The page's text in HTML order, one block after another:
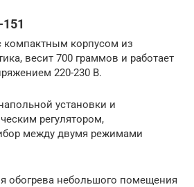
компактным корпусом из
весит 700 граммов и работает
220-230 В.
установки и
регулятором,
между двумя режимами
обогрева небольшого помещения